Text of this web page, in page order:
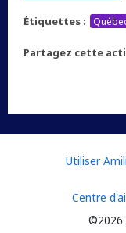
Étiquettes :
Partagez cette
Utiliser
©2026
Centre